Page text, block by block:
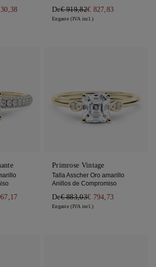
De€ 919,82€ 827,83
Engaste (IVA incl.)
Primrose Vintage
Talla Asscher Oro amarillo
Anillos de Compromiso
De€ 883,03€ 794,73
Engaste (IVA incl.)